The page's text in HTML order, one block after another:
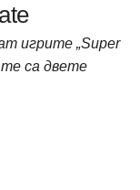
игрите „Super
те са двете